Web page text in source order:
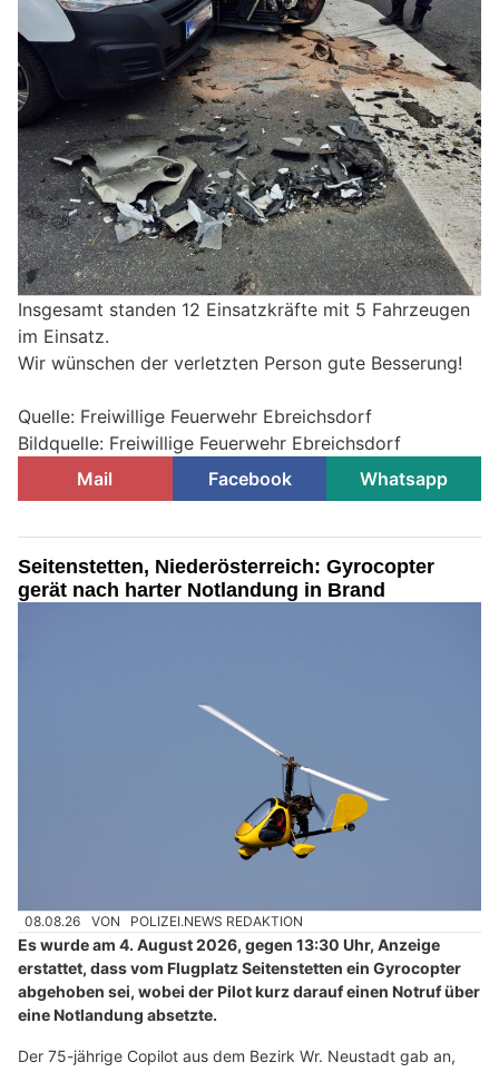
Insgesamt standen 12 Einsatzkräfte mit 5 Fahrzeugen
im Einsatz.
Wir wünschen der verletzten Person gute Besserung!
Quelle: Freiwillige Feuerwehr Ebreichsdorf
Bildquelle: Freiwillige Feuerwehr Ebreichsdorf
Mail
Facebook Whatsapp
Seitenstetten, Niederösterreich: Gyrocopter
gerät nach harter Notlandung in Brand
08.08.26 VON POLIZEI.NEWS REDAKTION
Es wurde am 4. August 2026, gegen 13:30 Uhr, Anzeige
erstattet, dass vom Flugplatz Seitenstetten ein Gyrocopter
abgehoben sei, wobei der Pilot kurz darauf einen Notruf über
eine Notlandung absetzte.
Der 75-jährige Copilot aus dem Bezirk Wr. Neustadt gab an,